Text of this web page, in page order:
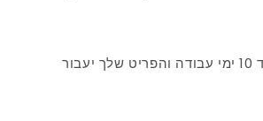
משלוח רגיל נמשך עד 10 ימי עבודה והפריט שלך יעבור